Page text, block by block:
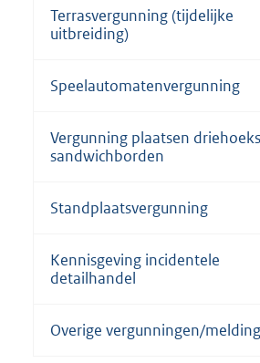
Terrasvergunning (tijdelijke
uitbreiding)
Speelautomatenvergunning
Vergunning plaatsen
sandwichborden
Standplaatsvergunning
Kennisgeving incidentele
detailhandel
Overige vergunningen/